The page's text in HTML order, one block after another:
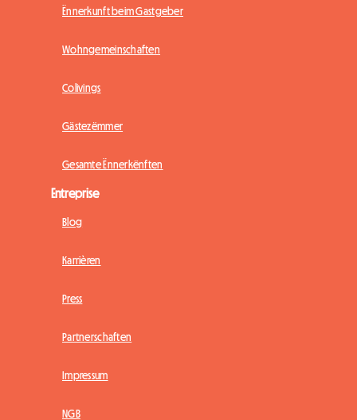
Ënnerkunft beim Gastgeber
Wohngemeinschaften
Colivings
Gästezëmmer
Gesamte Ënnerkënften
Entreprise
Blog
Karrièren
Press
Partnerschaften
Impressum
NGB